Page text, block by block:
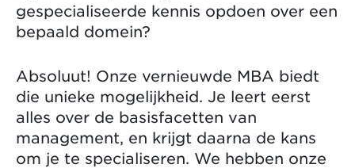
gespecialiseerde kennis opdoen over een
bepaald domein?
Absoluut! Onze vernieuwde MBA biedt
die unieke mogelijkheid. Je leert eerst
alles over de basisfacetten van
management, en krijgt daarna de kans
om je te specialiseren. We hebben onze